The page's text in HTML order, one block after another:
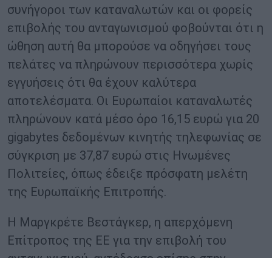
συνήγοροι των καταναλωτών και οι φορείς
επιβολής του ανταγωνισμού φοβούνται ότι η
ώθηση αυτή θα μπορούσε να οδηγήσει τους
πελάτες να πληρώνουν περισσότερα χωρίς
εγγυήσεις ότι θα έχουν καλύτερα
αποτελέσματα. Οι Ευρωπαίοι καταναλωτές
πληρώνουν κατά μέσο όρο 16,15 ευρώ για 20
gigabytes δεδομένων κινητής τηλεφωνίας σε
σύγκριση με 37,87 ευρώ στις Ηνωμένες
Πολιτείες, όπως έδειξε πρόσφατη μελέτη
της Ευρωπαϊκής Επιτροπής.
Η Μαργκρέτε Βεστάγκερ, η απερχόμενη
Επίτροπος της ΕΕ για την επιβολή του